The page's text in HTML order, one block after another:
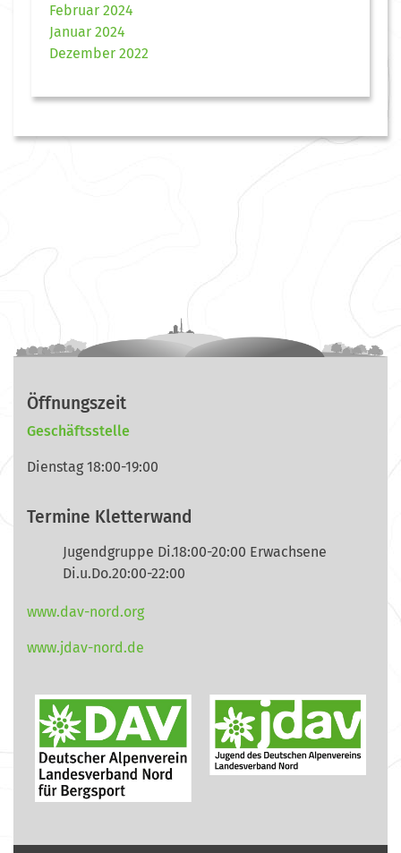
Februar 2024
Januar 2024
Dezember 2022
Öffnungszeit
Geschäftsstelle
Dienstag 18:00-19:00
Termine Kletterwand
Jugendgruppe Di.18:00-20:00 Erwachsene
Di.u.Do.20:00-22:00
www.dav-nord.org
www.jdav-nord.de